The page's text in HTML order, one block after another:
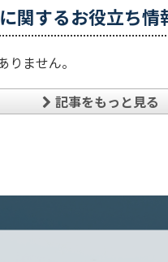
関するお役立ち情
りません。
記事をもっと見る